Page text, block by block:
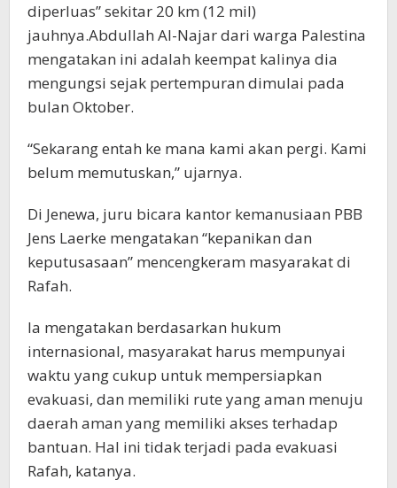
diperluas” sekitar 20 km (12 mil)
jauhnya.Abdullah Al-Najar dari warga Palestina
mengatakan ini adalah keempat kalinya dia
mengungsi sejak pertempuran dimulai pada
bulan Oktober.
“Sekarang entah ke mana kami akan pergi. Kami
belum memutuskan,” ujarnya.
Di Jenewa, juru bicara kantor kemanusiaan PBB
Jens Laerke mengatakan “kepanikan dan
keputusasaan” mencengkeram masyarakat di
Rafah.
Ia mengatakan berdasarkan hukum
internasional, masyarakat harus mempunyai
waktu yang cukup untuk mempersiapkan
evakuasi, dan memiliki rute yang aman menuju
daerah aman yang memiliki akses terhadap
bantuan. Hal ini tidak terjadi pada evakuasi
Rafah, katanya.